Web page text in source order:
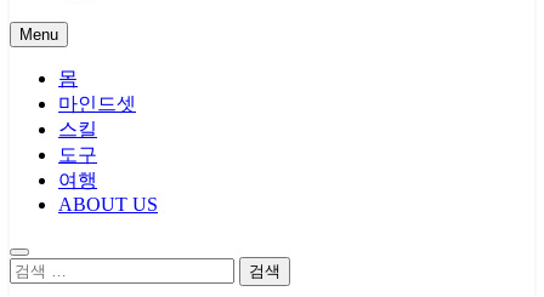
Menu
몸
마인드셋
스킬
도구
여행
ABOUT US
검